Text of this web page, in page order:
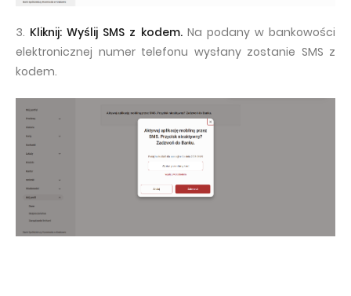
3. Kliknij: Wyślij SMS z kodem.Na podany w bankowości
elektronicznej numer telefonu wysłany zostanie SMS z
kodem.